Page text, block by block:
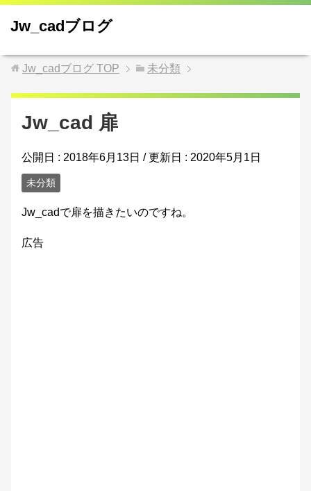
Jw_cadブログ
Jw_cadブログ TOP 未分類
Jw_cad 扉
公開日 : 2018年6月13日 / 更新日 : 2020年5月1日
未分類
Jw_cadで扉を描きたいのですね。
広告